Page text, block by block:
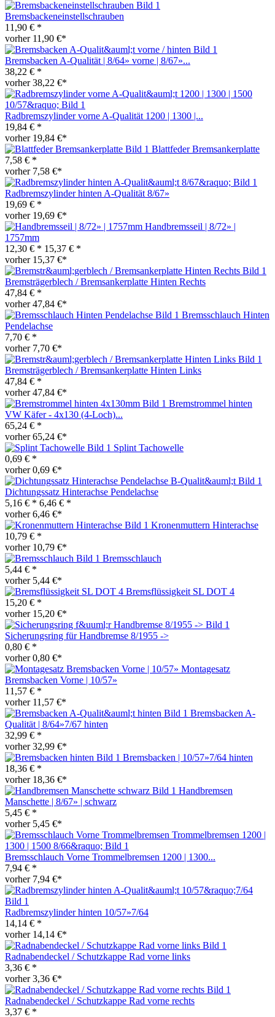
Bremsbackeneinstellschrauben
11,90 € *
vorher 11,90 €*
Bremsbacken A-Qualität | 8/64» vorne | 8/67»...
38,22 € *
vorher 38,22 €*
Radbremszylinder vorne A-Qualität 1200 | 1300 |...
19,84 € *
vorher 19,84 €*
Blattfeder Bremsankerplatte
7,58 € *
vorher 7,58 €*
Radbremszylinder hinten A-Qualität 8/67»
19,69 € *
vorher 19,69 €*
Handbremsseil | 8/72» |
1757mm
12,30 € * 15,37 € *
vorher 15,37 €*
Bremsträgerblech / Bremsankerplatte Hinten Rechts
47,84 € *
vorher 47,84 €*
Bremsschlauch Hinten
Pendelachse
7,70 € *
vorher 7,70 €*
Bremsträgerblech / Bremsankerplatte Hinten Links
47,84 € *
vorher 47,84 €*
Bremstrommel hinten
VW Käfer - 4x130 (4-Loch)...
65,24 € *
vorher 65,24 €*
Splint Tachowelle
0,69 € *
vorher 0,69 €*
Dichtungssatz Hinterachse Pendelachse
5,16 € * 6,46 € *
vorher 6,46 €*
Kronenmuttern Hinterachse
10,79 € *
vorher 10,79 €*
Bremsschlauch
5,44 € *
vorher 5,44 €*
Bremsflüssigkeit SL DOT 4
15,20 € *
vorher 15,20 €*
Sicherungsring für Handbremse 8/1955 ->
0,80 € *
vorher 0,80 €*
Montagesatz
Bremsbacken Vorne | 10/57»
11,57 € *
vorher 11,57 €*
Bremsbacken A-
Qualität | 8/64»7/67 hinten
32,99 € *
vorher 32,99 €*
Bremsbacken | 10/57»7/64 hinten
18,36 € *
vorher 18,36 €*
Handbremsen
Manschette | 8/67» | schwarz
5,45 € *
vorher 5,45 €*
Bremsschlauch Vorne Trommelbremsen 1200 | 1300...
7,94 € *
vorher 7,94 €*
Radbremszylinder hinten 10/57»7/64
14,14 € *
vorher 14,14 €*
Radnabendeckel / Schutzkappe Rad vorne links
3,36 € *
vorher 3,36 €*
Radnabendeckel / Schutzkappe Rad vorne rechts
3,37 € *